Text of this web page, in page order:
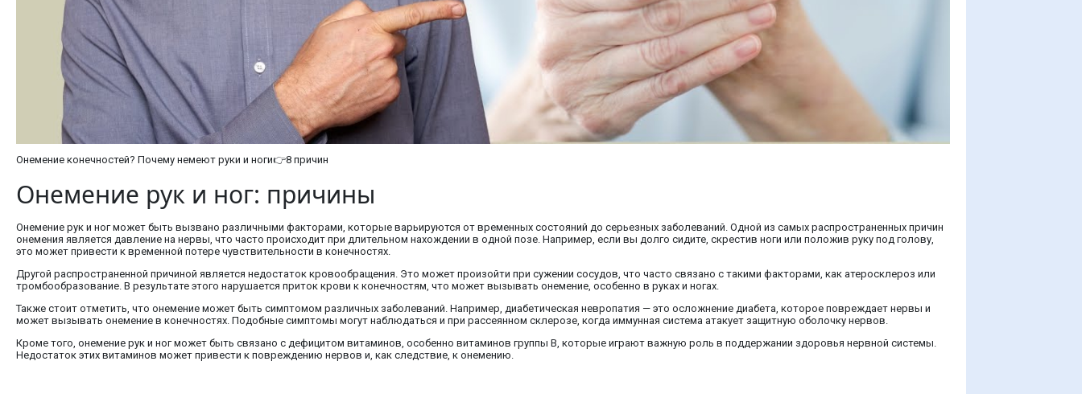
Онемение конечностей? Почему немеют руки и ноги👉8 причин
Онемение рук и ног: причины
Онемение рук и ног может быть вызвано различными факторами, которые варьируются от временных состояний до серьезных заболеваний. Одной из самых распространенных причин
онемения является давление на нервы, что часто происходит при длительном нахождении в одной позе. Например, если вы долго сидите, скрестив ноги или положив руку под голову,
это может привести к временной потере чувствительности в конечностях.
Другой распространенной причиной является недостаток кровообращения. Это может произойти при сужении сосудов, что часто связано с такими факторами, как атеросклероз или
тромбообразование. В результате этого нарушается приток крови к конечностям, что может вызывать онемение, особенно в руках и ногах.
Также стоит отметить, что онемение может быть симптомом различных заболеваний. Например, диабетическая невропатия — это осложнение диабета, которое повреждает нервы и
может вызывать онемение в конечностях. Подобные симптомы могут наблюдаться и при рассеянном склерозе, когда иммунная система атакует защитную оболочку нервов.
Кроме того, онемение рук и ног может быть связано с дефицитом витаминов, особенно витаминов группы B, которые играют важную роль в поддержании здоровья нервной системы.
Недостаток этих витаминов может привести к повреждению нервов и, как следствие, к онемению.